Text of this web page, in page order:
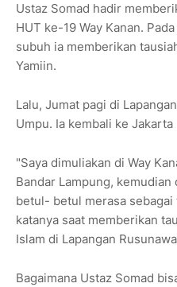
Ustaz Somad hadir
HUT ke-19 Way Kanan.
subuh ia memberikan
Yamiin.
Lalu, Jumat pagi di
Umpu. Ia kembali ke
"Saya dimuliakan di Way
Bandar Lampung, kemudian
betul- betul merasa
katanya saat memberikan
Islam di Lapangan
Bagaimana Ustaz Somad